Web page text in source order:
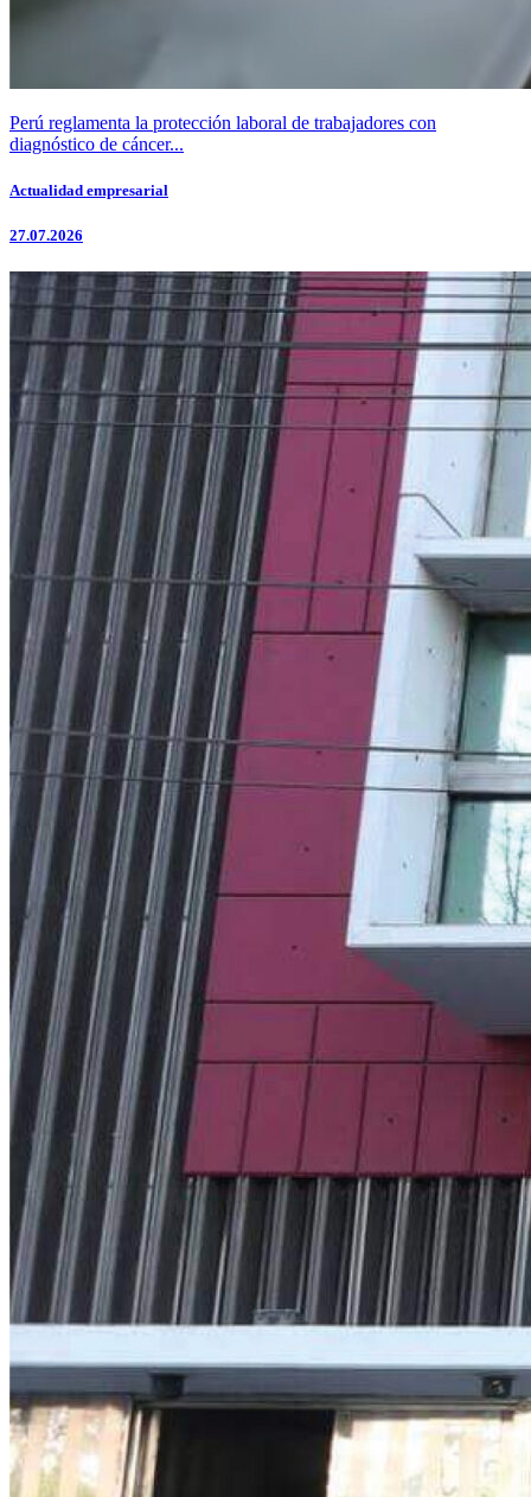
Perú reglamenta la protección laboral de trabajadores con
diagnóstico de cáncer...
Actualidad empresarial
27.07.2026